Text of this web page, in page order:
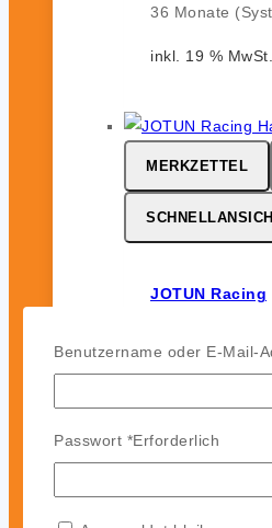
36 Monate
inkl. 19 % MwSt.
MERKZETTEL
JOTUN Racing
164,99 €-
JOTUN Racing
Benutzername oder E-Mail-
Passwort *Erforderlich